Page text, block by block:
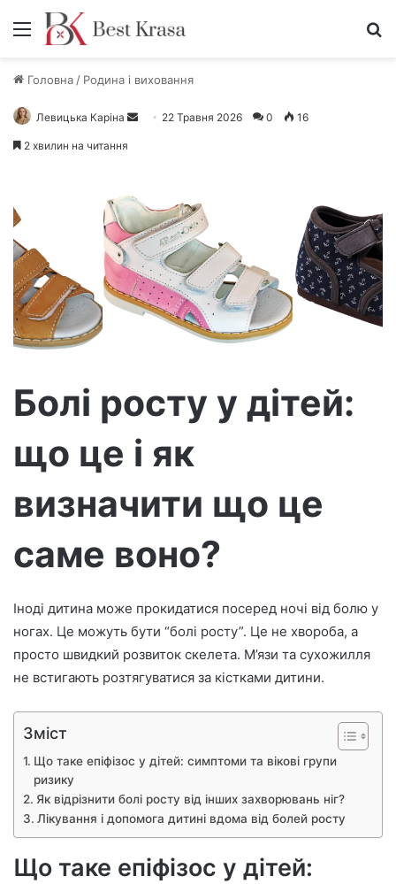
Меню
Головна / Родина і виховання
Левицька Каріна
ш
л
і
т
ь
е
р
о
о
г
л
с
т
22 Травня 2026 0 16
2 хвилин на читання
Болі росту у дітей:
що це і як
визначити що це
саме воно?
Іноді дитина може прокидатися посеред ночі від болю у
ногах. Це можуть бути “болі росту”. Це не хвороба, а
просто швидкий розвиток скелета. М’язи та сухожилля
не встигають розтягуватися за кістками дитини.
Зміст
Що таке епіфізос у дітей: симптоми та вікові групи
ризику
Як відрізнити болі росту від інших захворювань ніг?
Лікування і допомога дитині вдома від болей росту
Що таке епіфізос у дітей: